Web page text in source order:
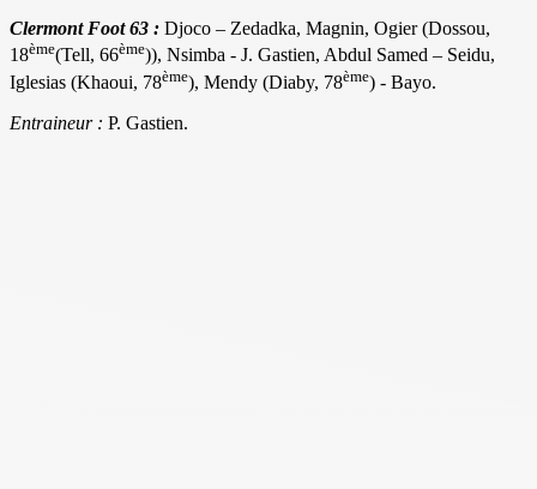
Clermont Foot 63 : Djoco – Zedadka, Magnin, Ogier (Dossou,
18ème(Tell, 66ème)), Nsimba - J. Gastien, Abdul Samed – Seidu,
Iglesias (Khaoui, 78ème), Mendy (Diaby, 78ème) - Bayo.
Entraineur : P. Gastien.